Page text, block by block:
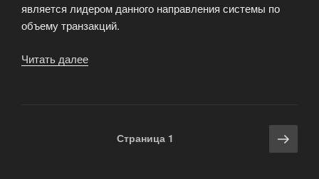
является лидером данного направления системы по
объему транзакций.
Читать далее
тарифы!»Страница 1